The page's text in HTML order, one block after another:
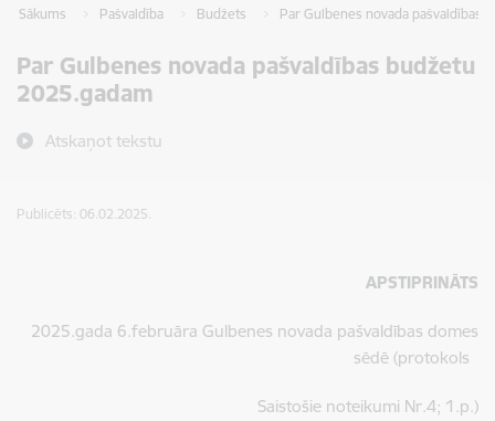
Sākums Pašvaldība Budžets Par Gulbenes novada pašvaldības
Par Gulbenes novada pašvaldības budžetu
2025.gadam
Atskaņot tekstu
Publicēts: 06.02.2025.
APSTIPRINĀTS
2025.gada 6.februāra Gulbenes novada pašvaldības domes
sēdē (protokols
Saistošie noteikumi Nr.4; 1.p.)